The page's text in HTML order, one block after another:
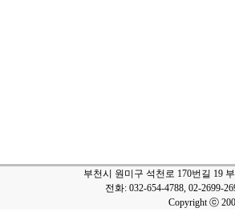
부천시 원미구 석천로 170번길 19
전화: 032-654-4788, 02-2699-
Copyright ⓒ